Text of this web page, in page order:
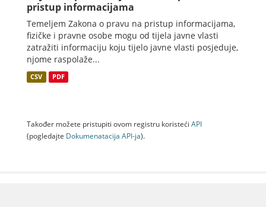
pristup informacijama
Temeljem Zakona o pravu na pristup informacijama,
fizičke i pravne osobe mogu od tijela javne vlasti
zatražiti informaciju koju tijelo javne vlasti posjeduje,
njome raspolaže...
CSV PDF
Također možete pristupiti ovom registru koristeći API
(pogledajte Dokumenаtаcijа API-jа).